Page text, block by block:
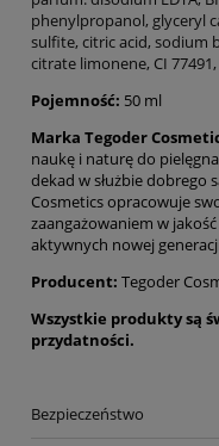
phenylpropanol, glyceryl
sulfite, citric acid, sodium
citrate limonene, CI 77491,
Pojemność: 50 ml
Marka Tegoder
naukę i naturę do
dekad w służbie dobrego
Cosmetics opracowuje
zaangażowaniem w
aktywnych nowej
Producent: Tegoder
Wszystkie produkty są
przydatności.
Bezpieczeństwo